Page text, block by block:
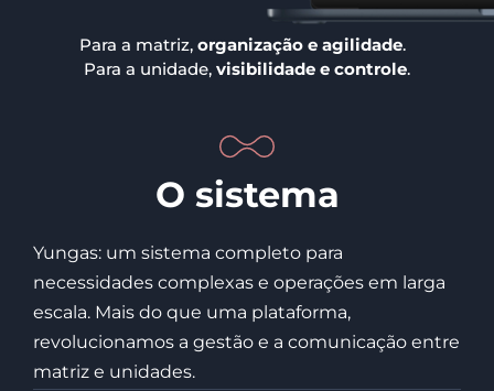
Para a matriz, organização e agilidade.
Para a unidade, visibilidade e controle.
O sistema
Yungas: um sistema completo para
necessidades complexas e operações em larga
escala. Mais do que uma plataforma,
revolucionamos a gestão e a comunicação entre
matriz e unidades.